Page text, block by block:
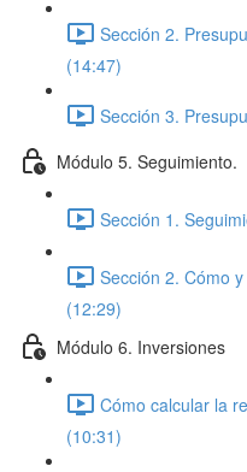
Sección 2.
(14:47)
Sección 3.
Módulo 5. Seguimiento.
Sección 1.
Sección 2. Cómo
(12:29)
Módulo 6. Inversiones
Cómo calcular la
(10:31)